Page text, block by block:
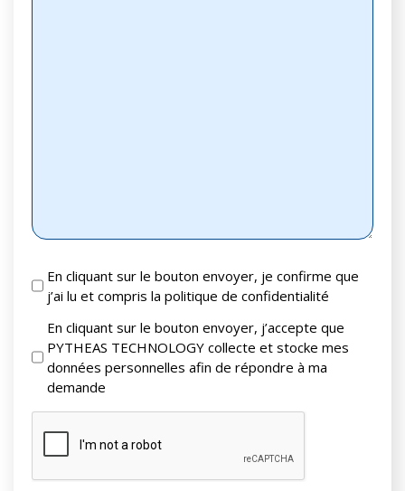
En cliquant sur le bouton envoyer, je confirme que
j’ai lu et compris la politique de confidentialité
En cliquant sur le bouton envoyer, j’accepte que
PYTHEAS TECHNOLOGY collecte et stocke mes
données personnelles afin de répondre à ma
demande